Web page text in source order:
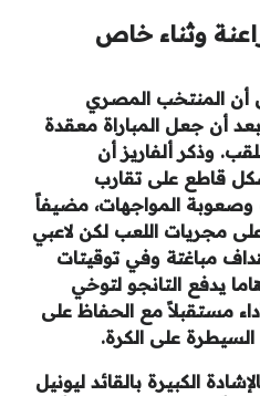
وثناء خاص
أن المنتخب المصري
أن جعل المباراة معقدة
وذكر ألفاريز أن
قاطع على تقارب
المواجهات، مضيفاً
مجريات اللعب لكن لاعبي
مباغتة وفي توقيتات
يدفع التانجو لتوخي
مستقبلاً مع الحفاظ على
على الكرة.
الكبيرة بالقائد ليونيل